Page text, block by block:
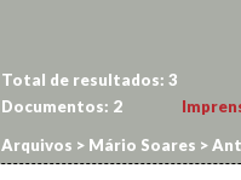
Total de resultados: 3
Documentos: 2
Arquivos > Mário Soares >